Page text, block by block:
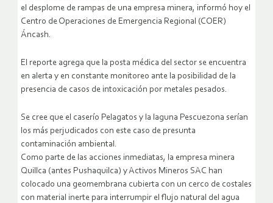
el desplome de rampas de una empresa minera, informó hoy el
Centro de Operaciones de Emergencia Regional (COER)
Áncash.
El reporte agrega que la posta médica del sector se encuentra
en alerta y en constante monitoreo ante la posibilidad de la
presencia de casos de intoxicación por metales pesados.
Se cree que el caserío Pelagatos y la laguna Pescuezona serían
los más perjudicados con este caso de presunta
contaminación ambiental.
Como parte de las acciones inmediatas, la empresa minera
Quillca (antes Pushaquilca) y Activos Mineros SAC han
colocado una geomembrana cubierta con un cerco de costales
con material inerte para interrumpir el flujo natural del agua